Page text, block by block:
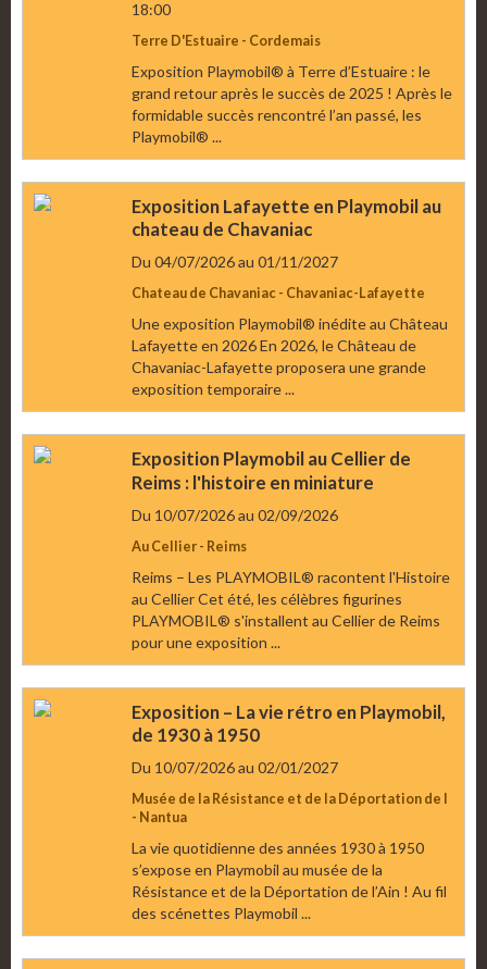
18:00
Terre D'Estuaire - Cordemais
Exposition Playmobil® à Terre d’Estuaire : le
grand retour après le succès de 2025 ! Après le
formidable succès rencontré l’an passé, les
Playmobil® ...
Exposition Lafayette en Playmobil au
chateau de Chavaniac
Du 04/07/2026au 01/11/2027
Chateau de Chavaniac - Chavaniac-Lafayette
Une exposition Playmobil® inédite au Château
Lafayette en 2026 En 2026, le Château de
Chavaniac-Lafayette proposera une grande
exposition temporaire ...
Exposition Playmobil au Cellier de
Reims : l'histoire en miniature
Du 10/07/2026au 02/09/2026
Au Cellier - Reims
Reims – Les PLAYMOBIL® racontent l'Histoire
au Cellier Cet été, les célèbres figurines
PLAYMOBIL® s'installent au Cellier de Reims
pour une exposition ...
Exposition – La vie rétro en Playmobil,
de 1930 à 1950
Du 10/07/2026au 02/01/2027
Musée de la Résistance et de la Déportation de l
- Nantua
La vie quotidienne des années 1930 à 1950
s’expose en Playmobil au musée de la
Résistance et de la Déportation de l’Ain ! Au fil
des scénettes Playmobil ...